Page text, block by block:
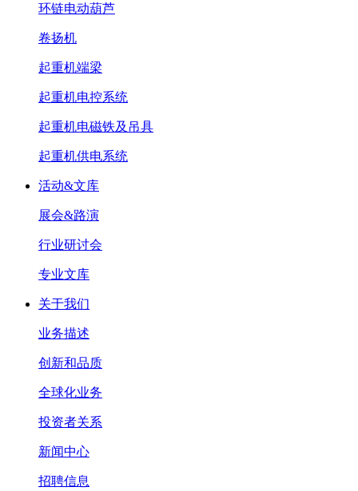
环链电动葫芦
卷扬机
起重机端梁
起重机电控系统
起重机电磁铁及吊具
起重机供电系统
活动&文库
展会&路演
行业研讨会
专业文库
关于我们
业务描述
创新和品质
全球化业务
投资者关系
新闻中心
招聘信息